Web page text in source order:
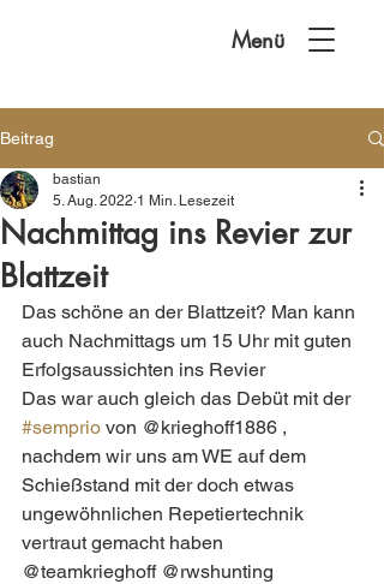
Menü
Beitrag
Nachmittag ins Revier zur
Blattzeit
bastian
5. Aug. 2022 1 Min. Lesezeit
Das schöne an der Blattzeit? Man kann
auch Nachmittags um 15 Uhr mit guten
Erfolgsaussichten ins Revier
Das war auch gleich das Debüt mit der
#semprio von @krieghoff1886 ,
nachdem wir uns am WE auf dem
Schießstand mit der doch etwas
ungewöhnlichen Repetiertechnik
vertraut gemacht haben
@teamkrieghoff @rwshunting